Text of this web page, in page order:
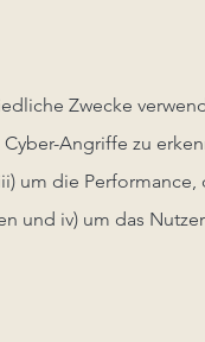
Zwecke
Angriffe zu
um die
und iv) um das